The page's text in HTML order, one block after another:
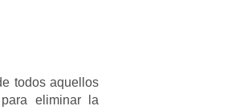
todos aquellos
eliminar la